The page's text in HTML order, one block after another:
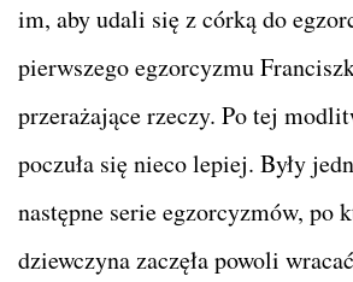
im, aby udali się z córką do
pierwszego egzorcyzmu
przerażające rzeczy. Po tej
poczuła się nieco lepiej. Były
następne serie egzorcyzmów, po
dziewczyna zaczęła powoli